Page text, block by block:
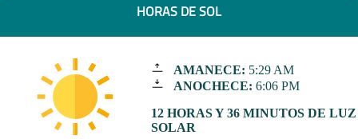
HORAS DE SOL
AMANECE: 5:29 AM
ANOCHECE: 6:06 PM
12 HORAS Y 36 MINUTOS DE LUZ
SOLAR